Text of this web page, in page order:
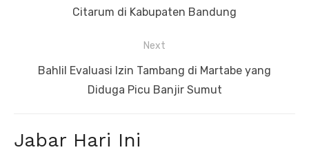
Citarum di Kabupaten Bandung
Next
NextBahlil Evaluasi Izin Tambang di Martabe yang
Diduga Picu Banjir Sumut
Jabar Hari Ini